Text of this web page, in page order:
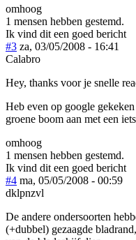
omhoog
1 mensen hebben gestemd.
Ik vind dit een goed bericht
#3 za, 03/05/2008 - 16:41
Calabro
Hey, thanks voor je snelle
Heb even op google gekeken
groene boom aan met een
omhoog
1 mensen hebben gestemd.
Ik vind dit een goed bericht
#4 ma, 05/05/2008 - 00:59
dklpnzvl
De andere ondersoorten
(+dubbel) gezaagde